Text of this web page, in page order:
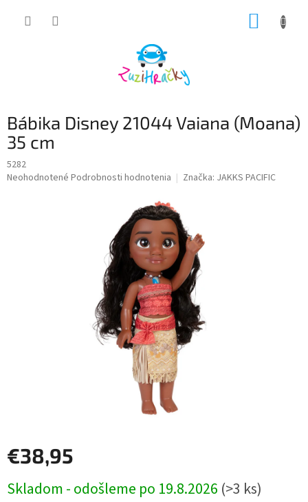
Bábika Disney 21044 Vaiana (Moana)
35 cm
5282
Priemerné
Neohodnotené Podrobnosti hodnotenia Značka: JAKKS PACIFIC
€38,95
cena:
Skladom - odošleme po 19.8.2026 (>3 ks)